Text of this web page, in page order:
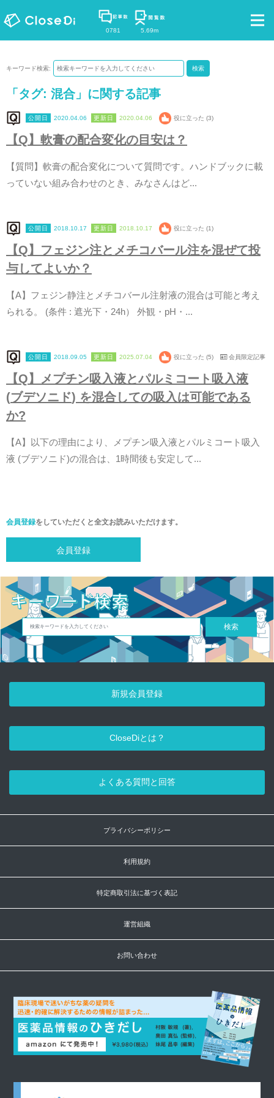
0781 5.69m
キーワード検索: 検索
「タグ: 混合 」に関する記事
2020.04.06 2020.04.06 役に立った (3)
【Q】 軟膏の配合変化の 目 安は ？
【 質問 】 軟膏の配合変化について質問です。 ハン ドブッ ク に載
っていない組み合わせのと き みなさ んはど...
2018.10.17 2018.10.17 役に立った (1)
【Q】 フェジン注と メチコバール注を混ぜて投
与 してよ いか？
【A】 フ ェ ジン静注と メチコバール注射液の混合は可能と考え
られる 。 (条件 : 遮光下 ・ 24h） 外観 ・ pH ・ ...
2018.09.05 2025.07.04 役に立った (5) 会員限定記事
【Q】 メプチン吸 入液とパルミ コー ト 吸 入液
(ブデソニ ド) を混合 しての吸 入は可能である
か?
【A】 以下の理由に よ り メ プチン吸 入液とパルミ コ ー ト 吸 入
液 (ブデソニ ド)の混合は 1 時間後 も安定 して...
会員登録をしていただくと全文お読みいただけます。
会員登録
検索
新規会員登録
CloseDiとは？
よくある質問と回答
プライバシーポリシー
利用規約
特定商取引法に基づく表記
運営組織
お問い合わせ